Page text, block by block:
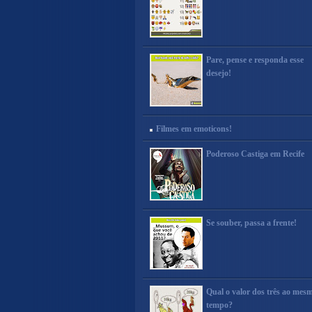
Pare, pense e responda esse
desejo!
Filmes em emoticons!
Poderoso Castiga em Recife
Se souber, passa a frente!
Qual o valor dos três ao
tempo?